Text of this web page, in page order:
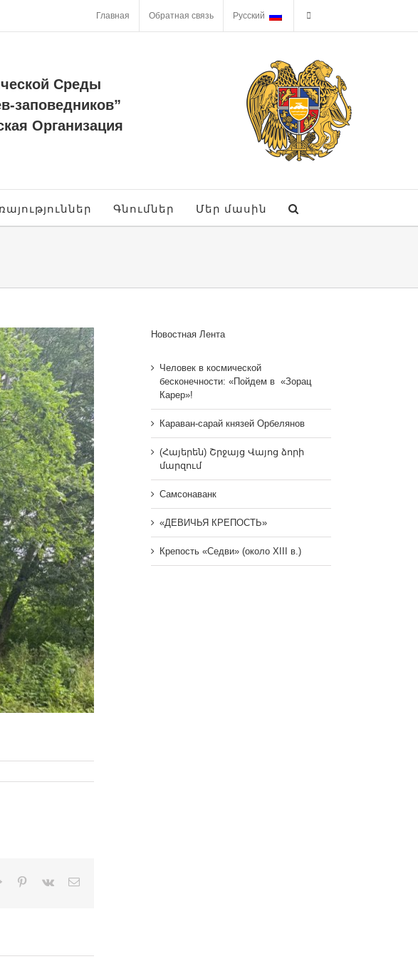
Главная Обратная связь Русский
Среды
заповедников”
Организация
Գնումներ Մեր մասին
Google+Pinterest
Vk Email
Новостная Лента
Человек в космической
бесконечности: «Пойдем в «Зорац
Карер»!
Караван-сарай князей Орбелянов
(Հայերեն) Շրջայց Վայոց ձորի
մարզում
Самсонаванк
«ДЕВИЧЬЯ КРЕПОСТЬ»
Крепость «Седви» (около XIII в.)